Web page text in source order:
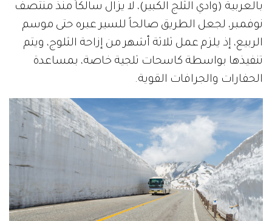
بالعربية (وادي الثلج الكبير)، لا يزال سالكاً منذ منتصف
نوفمبر، لجعل الطريق صالحاً للسير عبره حتى موسم
الربيع، إذ يلزم عمل ثلاثة أشهر من إزاحة الثلوج، ويتم
تنفيذها بواسطة كاسحات ثلجية خاصة، بمساعدة
الحفارات والجرافات القوية.